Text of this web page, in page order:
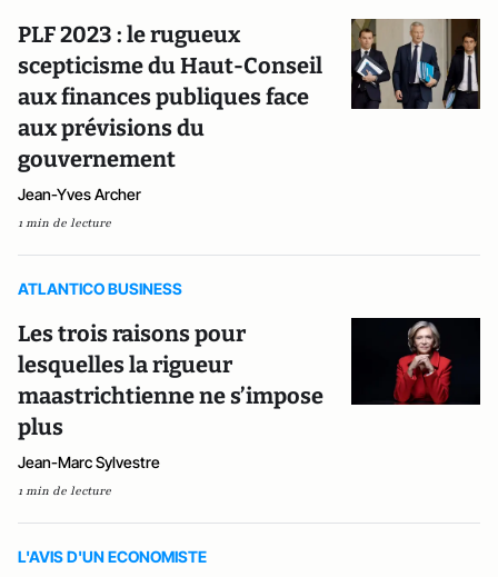
PLF 2023 : le rugueux
scepticisme du Haut-Conseil
aux finances publiques face
aux prévisions du
gouvernement
Jean-Yves Archer
1 min de lecture
ATLANTICO BUSINESS
Les trois raisons pour
lesquelles la rigueur
maastrichtienne ne s’impose
plus
Jean-Marc Sylvestre
1 min de lecture
L'AVIS D'UN ECONOMISTE